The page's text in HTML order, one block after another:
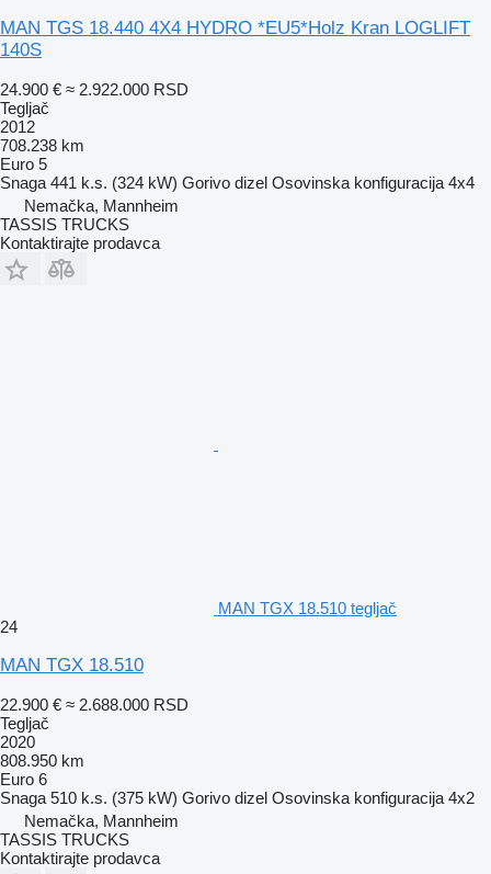
MAN TGS 18.440 4X4 HYDRO *EU5*Holz Kran LOGLIFT
140S
24.900 € ≈ 2.922.000 RSD
Tegljač
2012
708.238 km
Euro 5
Snaga 441 k.s. (324 kW) Gorivo dizel Osovinska konfiguracija 4x4
Nemačka, Mannheim
TASSIS TRUCKS
Kontaktirajte prodavca
MAN TGX 18.510 tegljač
24
MAN TGX 18.510
22.900 € ≈ 2.688.000 RSD
Tegljač
2020
808.950 km
Euro 6
Snaga 510 k.s. (375 kW) Gorivo dizel Osovinska konfiguracija 4x2
Nemačka, Mannheim
TASSIS TRUCKS
Kontaktirajte prodavca